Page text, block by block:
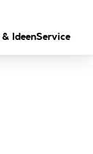
IdeenService